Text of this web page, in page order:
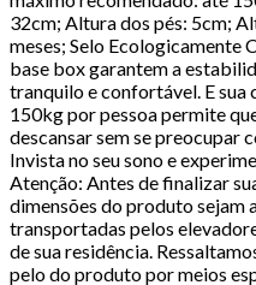
32cm; Altura dos pés: 5cm;
meses; Selo Ecologicamente
base box garantem a
tranquilo e confortável. E sua
150kg por pessoa permite
descansar sem se preocupar
Invista no seu sono e
Atenção: Antes de finalizar
dimensões do produto sejam
transportadas pelos
de sua residência.
pelo do produto por meios